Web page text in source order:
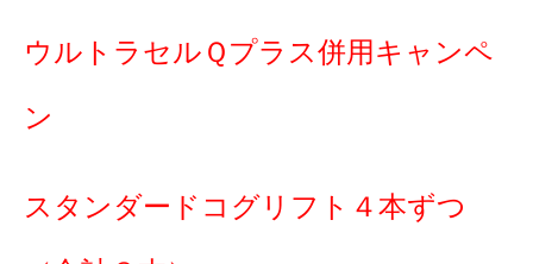
ウルトラセルＱプラス併用キャンペ
ン
スタンダードコグリフト４本ずつ